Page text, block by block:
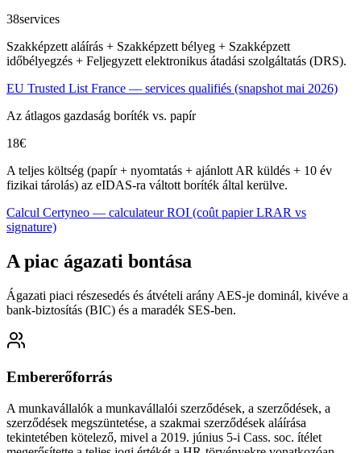
38services
Szakképzett aláírás + Szakképzett bélyeg + Szakképzett
időbélyegzés + Feljegyzett elektronikus átadási szolgáltatás (DRS).
EU Trusted List France — services qualifiés (snapshot mai 2026)
Az átlagos gazdaság boríték vs. papír
18€
A teljes költség (papír + nyomtatás + ajánlott AR küldés + 10 év
fizikai tárolás) az eIDAS-ra váltott boríték által kerülve.
Calcul Certyneo — calculateur ROI (coût papier LRAR vs
signature)
A piac ágazati bontása
Ágazati piaci részesedés és átvételi arány AES-je dominál, kivéve a
bank-biztosítás (BIC) és a maradék SES-ben.
Embererőforrás
A munkavállalók a munkavállalói szerződések, a szerződések, a
szerződések megszüntetése, a szakmai szerződések aláírása
tekintetében kötelező, mivel a 2019. június 5-i Cass. soc. ítélet